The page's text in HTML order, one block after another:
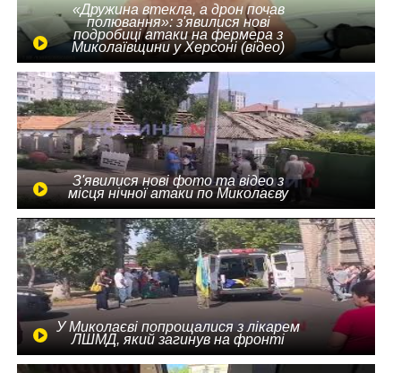
«Дружина втекла, а дрон почав
полювання»: з'явилися нові
подробиці атаки на фермера з
Миколаївщини у Херсоні (відео)
З'явилися нові фото та відео з
місця нічної атаки по Миколаєву
У Миколаєві попрощалися з лікарем
ЛШМД, який загинув на фронті